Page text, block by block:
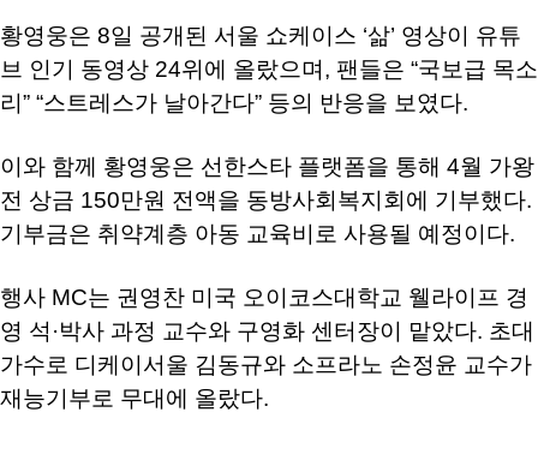
황영웅은 8일 공개된 서울 쇼케이스 ‘삶’ 영상이 유튜
브 인기 동영상 24위에 올랐으며, 팬들은 “국보급 목소
리” “스트레스가 날아간다” 등의 반응을 보였다.
이와 함께 황영웅은 선한스타 플랫폼을 통해 4월 가왕
전 상금 150만원 전액을 동방사회복지회에 기부했다.
기부금은 취약계층 아동 교육비로 사용될 예정이다.
행사 MC는 권영찬 미국 오이코스대학교 웰라이프 경
영 석·박사 과정 교수와 구영화 센터장이 맡았다. 초대
가수로 디케이서울 김동규와 소프라노 손정윤 교수가
재능기부로 무대에 올랐다.